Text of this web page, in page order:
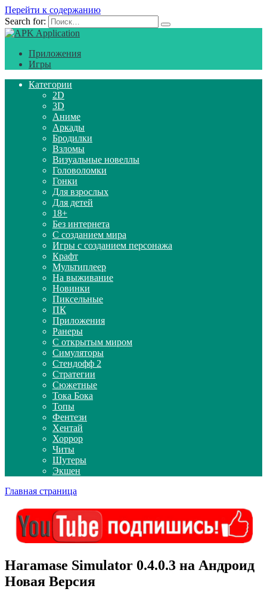
Перейти к содержанию
Search for:
Приложения
Игры
Категории
2D
3D
Аниме
Аркады
Бродилки
Взломы
Визуальные новеллы
Головоломки
Гонки
Для взрослых
Для детей
18+
Без интернета
С созданием мира
Игры с созданием персонажа
Крафт
Мультиплеер
На выживание
Новинки
Пиксельные
ПК
Приложения
Ранеры
С открытым миром
Симуляторы
Стендофф 2
Стратегии
Сюжетные
Тока Бока
Топы
Фентези
Хентай
Хоррор
Читы
Шутеры
Экшен
Главная страница
Haramase Simulator 0.4.0.3 на Андроид
Новая Версия